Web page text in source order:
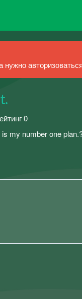
0
my number one